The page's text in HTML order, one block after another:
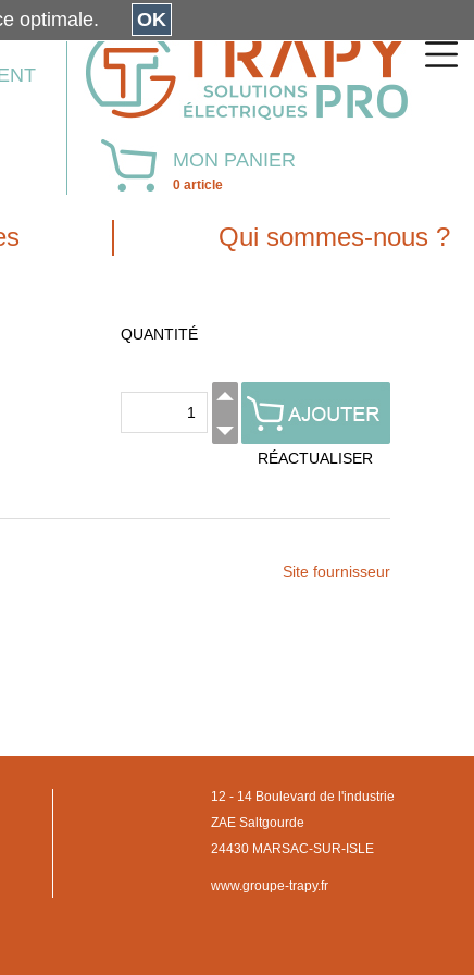
MON PANIER
0 article
Qui sommes-nous ?
QUANTITÉ
RÉACTUALISER
Site fournisseur
12 - 14 Boulevard de l'industrie
ZAE Saltgourde
24430 MARSAC-SUR-ISLE
www.groupe-trapy.fr
optimale. OK